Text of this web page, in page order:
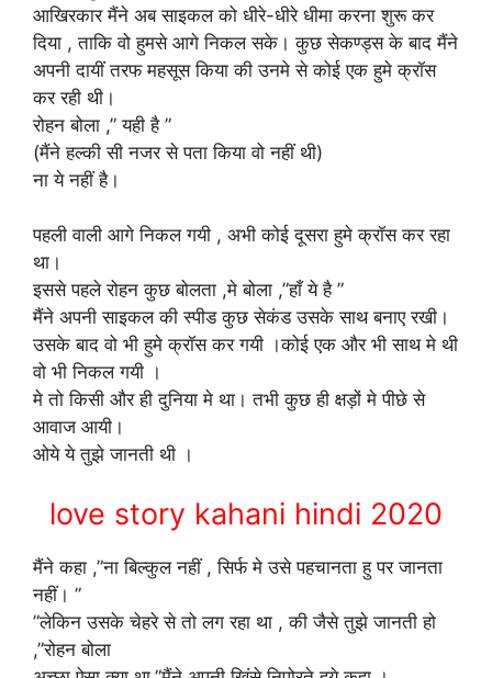
आखिरकार मैंने अब साइकल को धीरे-धीरे धीमा करना शुरू कर
दिया , ताकि वो हुमसे आगे निकल सके। कुछ सेकण्ड्स के बाद मैंने
अपनी दायीं तरफ महसूस किया की उनमे से कोई एक हुमे क्रॉस
कर रही थी।
रोहन बोला ,” यही है ”
(मैंने हल्की सी नजर से पता किया वो नहीं थी)
ना ये नहीं है।
पहली वाली आगे निकल गयी , अभी कोई दूसरा हुमे क्रॉस कर रहा
था।
इससे पहले रोहन कुछ बोलता ,मे बोला ,”हाँ ये है ”
मैंने अपनी साइकल की स्पीड कुछ सेकंड उसके साथ बनाए रखी।
उसके बाद वो भी हुमे क्रॉस कर गयी ।कोई एक और भी साथ मे थी
वो भी निकल गयी ।
मे तो किसी और ही दुनिया मे था। तभी कुछ ही क्षड़ों मे पीछे से
आवाज आयी।
ओये ये तुझे जानती थी ।
love story kahani hindi 2020
मैंने कहा ,”ना बिल्कुल नहीं , सिर्फ मे उसे पहचानता हु पर जानता
नहीं। ”
”लेकिन उसके चेहरे से तो लग रहा था , की जैसे तुझे जानती हो
,”रोहन बोला